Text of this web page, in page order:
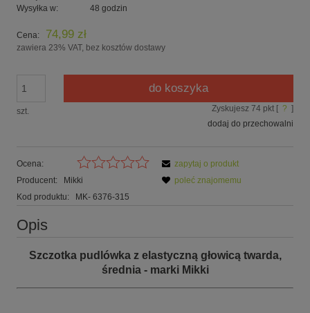
Wysyłka w:
48 godzin
Cena: 74,99 zł
zawiera 23% VAT, bez kosztów dostawy
szt.
do koszyka
Zyskujesz 74 pkt [ ? ]
dodaj do przechowalni
Ocena:
Producent:
Mikki
Kod produktu:
MK- 6376-315
zapytaj o produkt
poleć znajomemu
Opis
Szczotka pudlówka z elastyczną głowicą twarda,
średnia - marki Mikki